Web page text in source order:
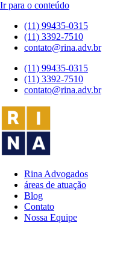
Ir para o conteúdo
(11) 99435-0315
(11) 3392-7510
contato@rina.adv.br
(11) 99435-0315
(11) 3392-7510
contato@rina.adv.br
Rina Advogados
áreas de atuação
Blog
Contato
Nossa Equipe